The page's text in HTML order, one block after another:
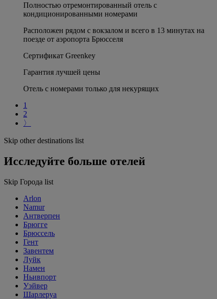
Полностью отремонтированный отель с
кондиционированными номерами
Расположен рядом с вокзалом и всего в 13 минутах на
поезде от аэропорта Брюсселя
Сертификат Greenkey
Гарантия лучшей цены
Отель с номерами только для некурящих
1
2
〉
Skip other destinations list
Исследуйте больше отелей
Skip Города list
Arlon
Namur
Антверпен
Брюгге
Брюссель
Гент
Завентем
Луйк
Намен
Ньивпорт
Уэйвер
Шарлеруа